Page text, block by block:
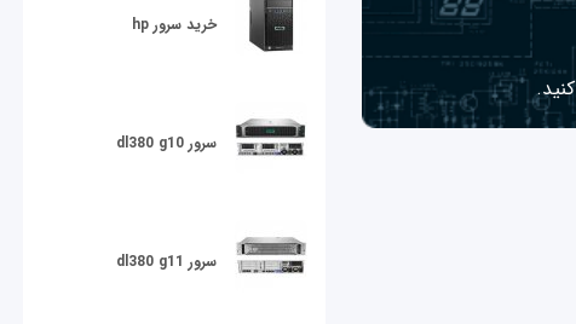
خرید سرور hp
سرور dl380 g10
سرور dl380 g11